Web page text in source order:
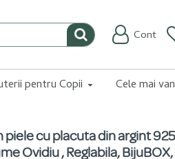
Cont
pentru Copii Cele mai
piele cu placuta din argint
Ovidiu , Reglabila,